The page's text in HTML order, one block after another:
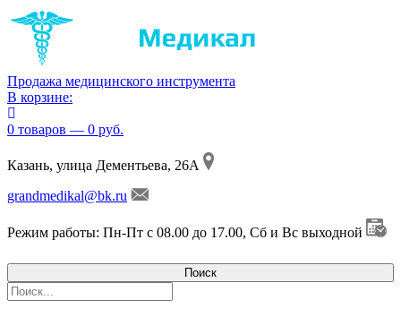
Продажа медицинского инструмента
В корзине:
0 товаров — 0 руб.
Казань, улица Дементьева, 26А
grandmedikal@bk.ru
Режим работы: Пн-Пт с 08.00 до 17.00, Сб и Вс выходной